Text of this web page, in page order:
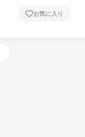
お気に入り